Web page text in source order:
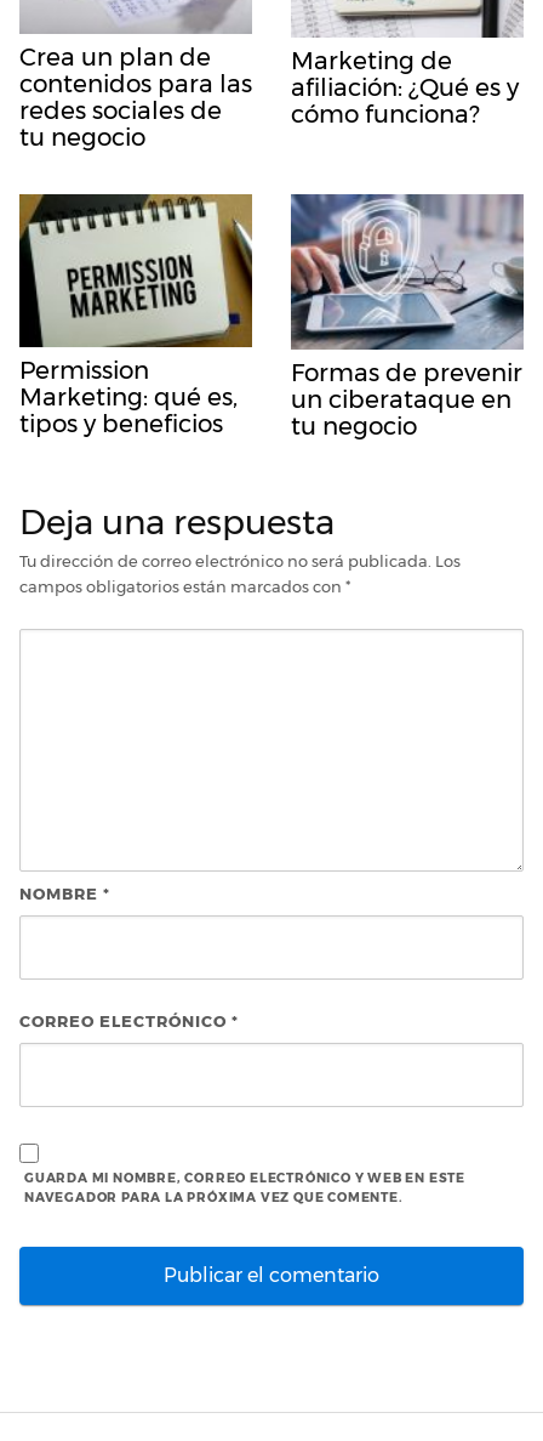
Crea un plan de
contenidos para las
redes sociales de
tu negocio
Marketing de
afiliación: ¿Qué es y
cómo funciona?
Permission
Marketing: qué es,
tipos y beneficios
Formas de prevenir
un ciberataque en
tu negocio
Deja una respuesta
Tu dirección de correo electrónico no será publicada. Los
campos obligatorios están marcados con *
NOMBRE *
CORREO ELECTRÓNICO *
GUARDA MI NOMBRE, CORREO ELECTRÓNICO Y WEB EN ESTE
NAVEGADOR PARA LA PRÓXIMA VEZ QUE COMENTE.